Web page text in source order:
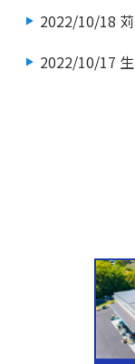
2022/10/18
2022/10/17